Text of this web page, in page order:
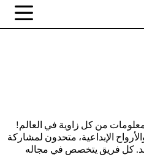
من كل زاوية في العالم!
الإبداعية، متحدون لمشاركة
كل فريق يتخصص في مجاله